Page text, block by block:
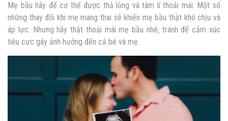
Mẹ bầu hãy để cơ thể được thả lỏng và tâm lí thoải mái. Một số
những thay đổi khi mẹ mang thai sẽ khiến mẹ bầu thật khó chịu và
áp lực. Nhưng hãy thật thoải mái mẹ bầu nhé, tránh để cảm xúc
tiêu cực gây ảnh hưởng đến cả bé và mẹ.